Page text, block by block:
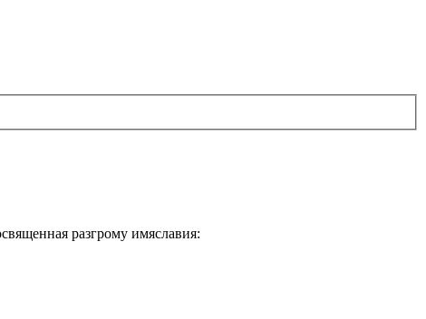
разгрому имяславия: